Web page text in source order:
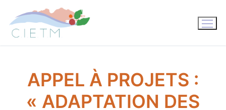
contenu
APPEL À PROJETS :
« ADAPTATION DES